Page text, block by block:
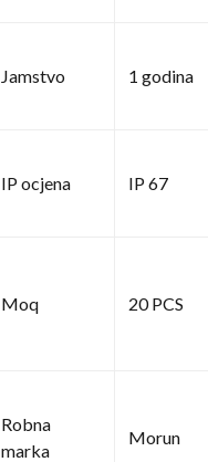
Jamstvo 1 godina
IP ocjena IP 67
Moq 20 PCS
Robna
marka
Morun